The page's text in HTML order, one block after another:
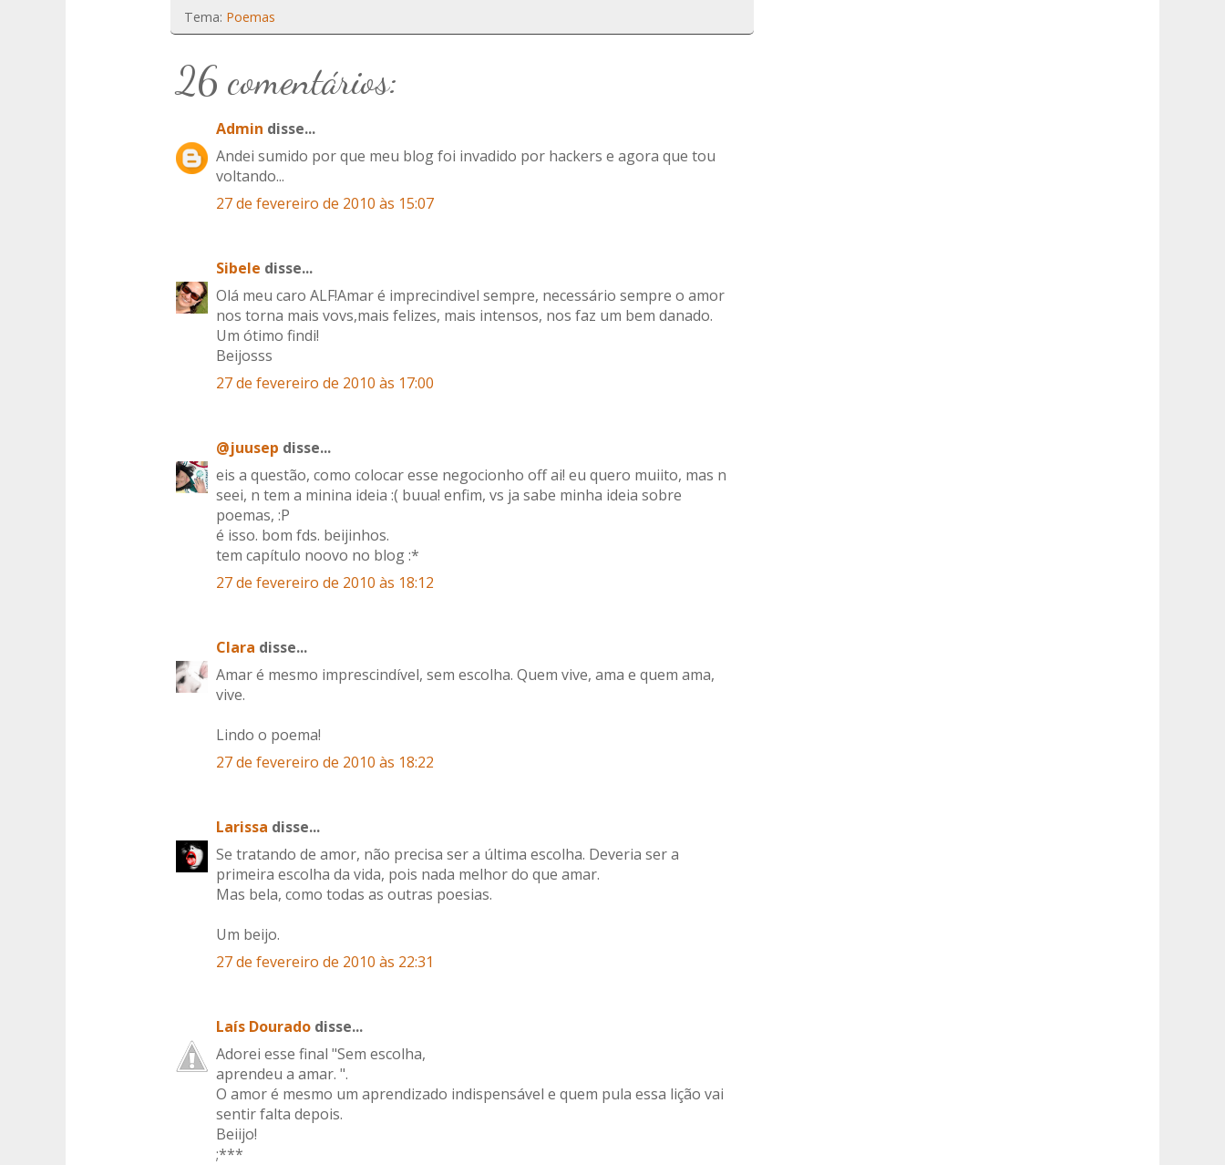
Tema: Poemas
26 comentários:
Admin disse...
Andei sumido por que meu blog foi invadido por hackers e agora que tou
voltando...
27 de fevereiro de 2010 às 15:07
Sibele disse...
Olá meu caro ALF!Amar é imprecindivel sempre, necessário sempre o amor
nos torna mais vovs,mais felizes, mais intensos, nos faz um bem danado.
Um ótimo findi!
Beijosss
27 de fevereiro de 2010 às 17:00
@juusep disse...
eis a questão, como colocar esse negocionho off ai! eu quero muiito, mas n
seei, n tem a minina ideia :( buua! enfim, vs ja sabe minha ideia sobre
poemas, :P
é isso. bom fds. beijinhos.
tem capítulo noovo no blog :*
27 de fevereiro de 2010 às 18:12
Clara disse...
Amar é mesmo imprescindível, sem escolha. Quem vive, ama e quem ama,
vive.
Lindo o poema!
27 de fevereiro de 2010 às 18:22
Larissa disse...
Se tratando de amor, não precisa ser a última escolha. Deveria ser a
primeira escolha da vida, pois nada melhor do que amar.
Mas bela, como todas as outras poesias.
Um beijo.
27 de fevereiro de 2010 às 22:31
Laís Dourado disse...
Adorei esse final "Sem escolha,
aprendeu a amar. ".
O amor é mesmo um aprendizado indispensável e quem pula essa lição vai
sentir falta depois.
Beiijo!
;***